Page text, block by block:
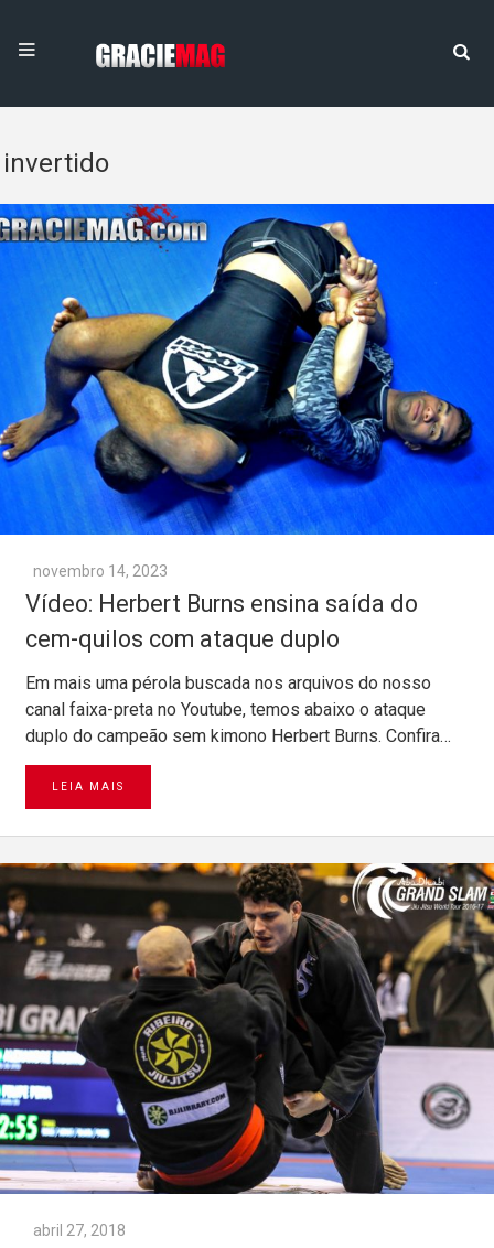
invertido
novembro 14, 2023
Vídeo: Herbert Burns ensina saída do
cem-quilos com ataque duplo
Em mais uma pérola buscada nos arquivos do nosso
canal faixa-preta no Youtube, temos abaixo o ataque
duplo do campeão sem kimono Herbert Burns. Confira…
LEIA MAIS
abril 27, 2018